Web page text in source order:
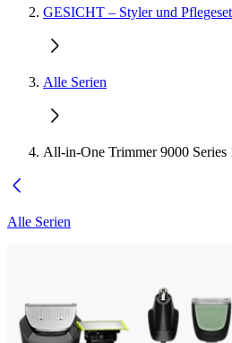
GESICHT – Styler und
Alle Serien
All-in-One Trimmer 9000 Series
Alle Serien